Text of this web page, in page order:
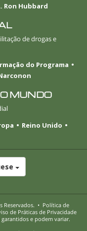
Ron Hubbard
de drogas e
do Programa
MUNDO
Reino Unido
Reservados. • Política de
de Práticas de Privacidade
e podem variar.